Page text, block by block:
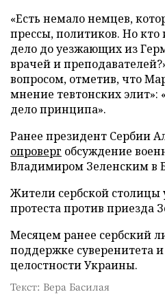
«Есть немало немцев,
прессы, политиков. Но кто
дело до уезжающих из
врачей и
вопросом, отметив, что
мнение тевтонских элит»:
дело принципа».
Ранее президент Сербии
опроверг обсуждение
Владимиром Зеленским в
Жители сербской столицы
протеста против приезда
Месяцем ранее сербский
поддержке суверенитета
целостности Украины.
Текст: Вера Басилая